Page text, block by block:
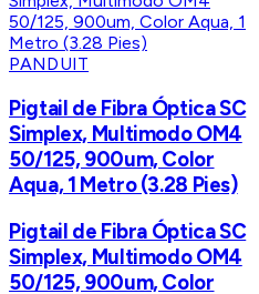
PANDUIT
Pigtail de Fibra Óptica SC
Simplex, Multimodo OM4
50/125, 900um, Color
Aqua, 1 Metro (3.28 Pies)
Pigtail de Fibra Óptica SC
Simplex, Multimodo OM4
50/125, 900um, Color